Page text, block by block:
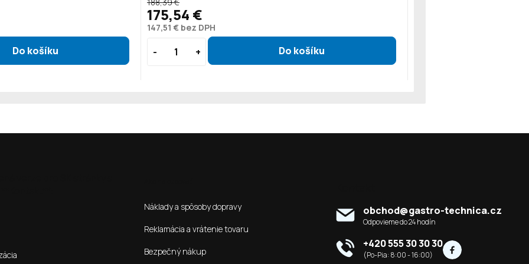
147,51 € bez DPH
175,54 €
Náklady a spôsoby dopravy
Reklamácia a vrátenie tovaru
Bezpečný nákup
obchod@gastro-technica.cz
+420 555 30 30 30